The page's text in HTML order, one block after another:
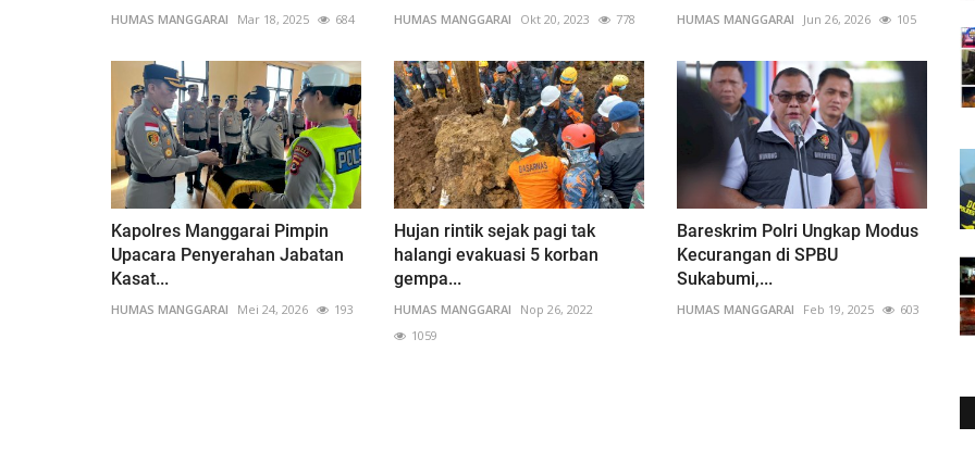
HUMAS MANGGARAI Mar 18, 2025 684 HUMAS MANGGARAI Okt 20, 2023 778 HUMAS MANGGARAI Jun 26, 2026 105
Kapolres Manggarai Pimpin
Upacara Penyerahan Jabatan
Kasat...
HUMAS MANGGARAI Mei 24, 2026 193
Hujan rintik sejak pagi tak
halangi evakuasi 5 korban
gempa...
HUMAS MANGGARAI
Nop 26, 2022
1059
Bareskrim Polri Ungkap Modus
Kecurangan di SPBU
Sukabumi,...
HUMAS MANGGARAI Feb 19, 2025 603